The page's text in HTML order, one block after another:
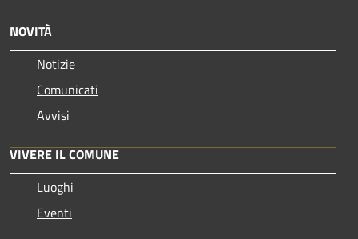
NOVITÀ
Notizie
Comunicati
Avvisi
VIVERE IL COMUNE
Luoghi
Eventi